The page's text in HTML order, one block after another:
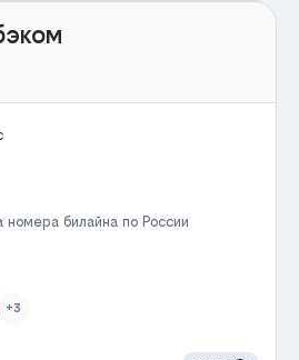
номера билайна по России
+3